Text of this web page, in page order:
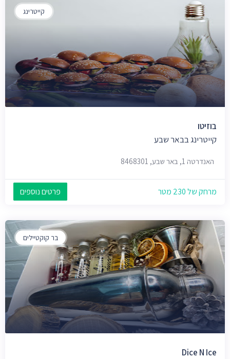
קייטרינג
בוזיטו
קייטרינג בבאר שבע
האנדרטה 1, באר שבע, 8468301
מרחק של 230 מטר פרטים נוספים
בר קוקטיילים
Dice N Ice